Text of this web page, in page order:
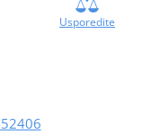
Usporedite